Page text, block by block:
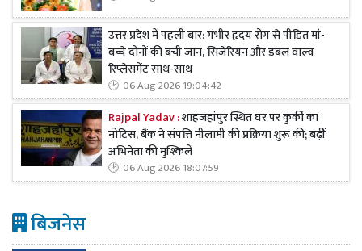
उत्तर प्रदेश में पहली बार: गंभीर हृदय रोग से पीड़ित मां-
बच्चे दोनों की बची जान, सिजेरियन और डबल वाल्व
रिप्लेसमेंट साथ-साथ
06 Aug 2026 19:04:42
Rajpal Yadav :शाहजहांपुर स्थित घर पर कुर्की का
नोटिस, बैंक ने संपत्ति नीलामी की प्रक्रिया शुरू की; बढ़ीं
अभिनेता की मुश्किलें
06 Aug 2026 18:07:59
बिजनेस